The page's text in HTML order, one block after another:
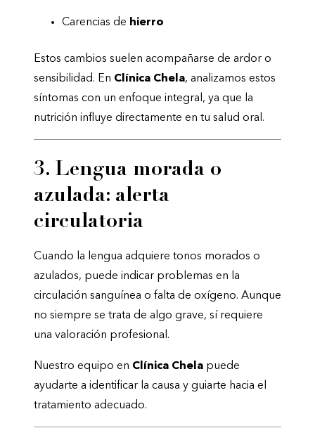
Carencias de hierro
Estos cambios suelen acompañarse de ardor o
sensibilidad. En Clínica Chela, analizamos estos
síntomas con un enfoque integral, ya que la
nutrición influye directamente en tu salud oral.
3. Lengua morada o
azulada: alerta
circulatoria
Cuando la lengua adquiere tonos morados o
azulados, puede indicar problemas en la
circulación sanguínea o falta de oxígeno. Aunque
no siempre se trata de algo grave, sí requiere
una valoración profesional.
Nuestro equipo en Clínica Chela puede
ayudarte a identificar la causa y guiarte hacia el
tratamiento adecuado.